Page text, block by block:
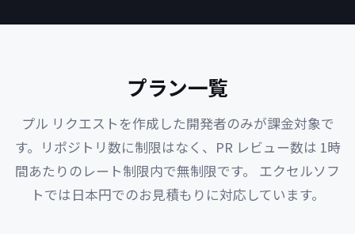
プラン一覧
プル リクエストを作成した開発者のみが課金対象で
す。リポジトリ数に制限はなく、PR レビュー数は 1時
間あたりのレート制限内で無制限です。
エクセルソフ
トでは日本円でのお見積もりに対応しています。